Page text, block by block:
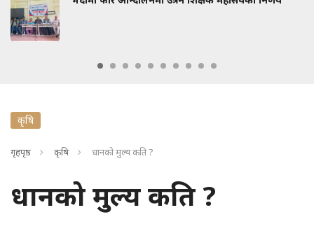
कृषि
गृहपृष्ठ कृषि धानको मुल्य कति ?
धानको मुल्य कति ?